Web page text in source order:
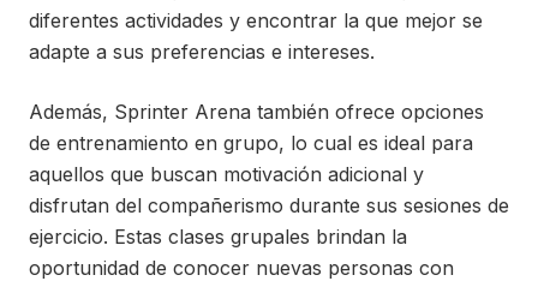
diferentes actividades y encontrar la que mejor se
adapte a sus preferencias e intereses.
Además, Sprinter Arena también ofrece opciones
de entrenamiento en grupo, lo cual es ideal para
aquellos que buscan motivación adicional y
disfrutan del compañerismo durante sus sesiones de
ejercicio. Estas clases grupales brindan la
oportunidad de conocer nuevas personas con